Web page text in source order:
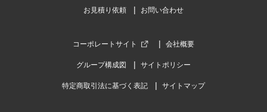
サイズも良いし何よりもコスパが
お見積り依頼 お問い合わせ
コーポレートサイト 会社概要
グループ構成図 サイトポリシー
特定商取引法に基づく表記 サイトマップ